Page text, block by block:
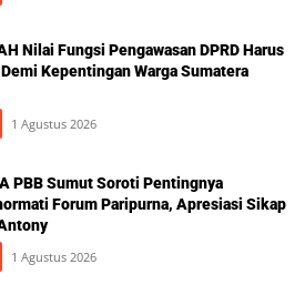
Nilai Fungsi Pengawasan DPRD Harus
Kepentingan Warga Sumatera
1 Agustus 2026
PBB Sumut Soroti Pentingnya
Forum Paripurna, Apresiasi Sikap
1 Agustus 2026